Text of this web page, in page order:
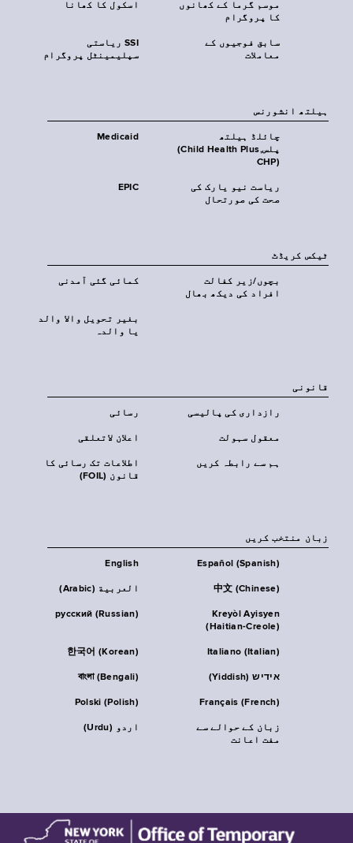
اسکول کا کھانا
موسم گرما کے کھانوں
کا پروگرام
SSI ریاستی
سپلیمینٹل پروگرام
سابق فوجیوں کے
معاملات
‏ہیلتھ انشورنس
Medicaid
چائلڈ ہیلتھ
پلس‎(Child Health Plus,
CHP)‎
EPIC
ریاست نیو یارک کی
صحت کی صورتحال
ٹیکس کریڈٹ
کمائی گئی آمدنی
بچوں/زیر کفالت
افراد کی دیکھ بھال
بغیر تحویل والا والد
یا والدہ
قانونی
رسائی رازداری کی پالیسی
اعلان لاتعلقی معقول سہولت
اطلاعات تک رسائی کا
قانون (FOIL)
ہم سے رابطہ کریں
زبان منتخب کریں
English Español (Spanish)
العربية (Arabic) 中文 (Chinese)
русский (Russian)
Kreyòl Ayisyen
(Haitian-Creole)
한국어 (Korean) Italiano (Italian)
বাংলা (Bengali) אידיש (Yiddish)
Polski (Polish) Français (French)
اردو (Urdu)
زبان کے حوالے سے
مفت اعانت